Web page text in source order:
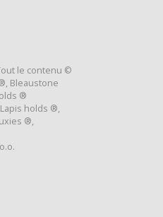
le contenu ©
Bleaustone
®
holds ®,
®,